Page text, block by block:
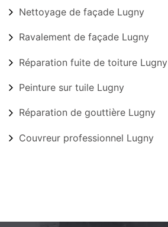
Nettoyage de façade Lugny
Ravalement de façade Lugny
Réparation fuite de toiture Lugny
Peinture sur tuile Lugny
Réparation de gouttière Lugny
Couvreur professionnel Lugny